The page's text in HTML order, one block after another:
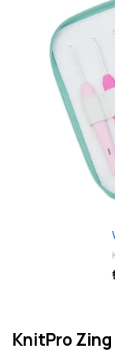
KnitPro Zing